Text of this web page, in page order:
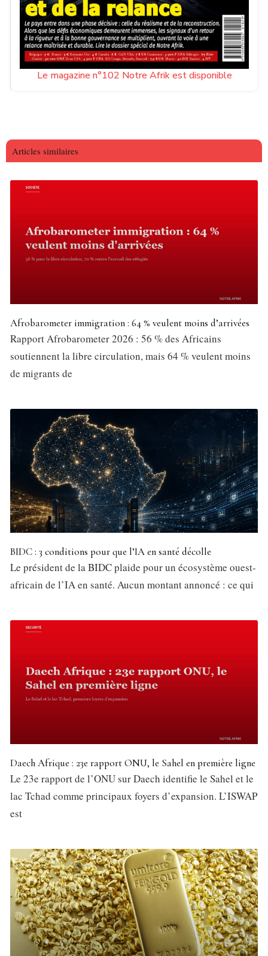
Le magazine n°102 Notre Afrik est disponible
Articles similaires
Afrobarometer immigration : 64 % veulent moins d’arrivées
Rapport Afrobarometer 2026 : 56 % des Africains
soutiennent la libre circulation, mais 64 % veulent moins
de migrants de
BIDC : 3 conditions pour que l’IA en santé décolle
Le président de la BIDC plaide pour un écosystème ouest-
africain de l’IA en santé. Aucun montant annoncé : ce qui
Daech Afrique : 23e rapport ONU, le Sahel en première ligne
Le 23e rapport de l’ONU sur Daech identifie le Sahel et le
lac Tchad comme principaux foyers d’expansion. L’ISWAP
est